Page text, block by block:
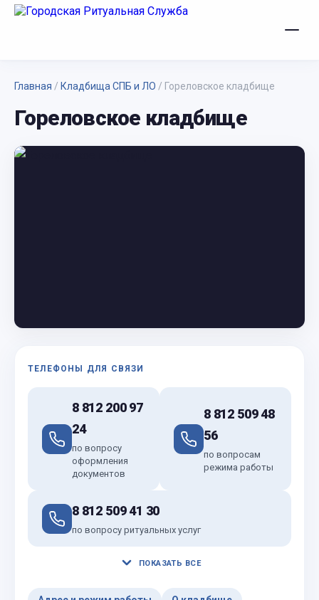
Главная / Кладбища СПБ и ЛО / Гореловское кладбище
Гореловское кладбище
ТЕЛЕФОНЫ ДЛЯ СВЯЗИ
8 812 200 97
24
по вопросу
оформления
документов
8 812 509 48
56
по вопросам
режима работы
8 812 509 41 30
по вопросу ритуальных услуг
ПОКАЗАТЬ ВСЕ